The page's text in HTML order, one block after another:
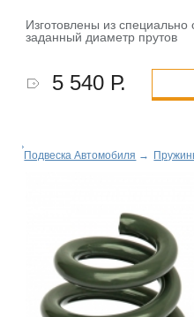
Изготовлены из
заданный диаметр прутов
5 540 Р.
Подвеска Автомобиля →